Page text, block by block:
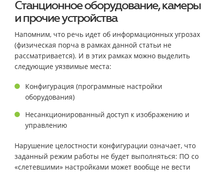
Станционное оборудование, камеры
и прочие устройства
Напомним, что речь идет об информационных угрозах
(физическая порча в рамках данной статьи не
рассматривается). И в этих рамках можно выделить
следующие уязвимые места:
Конфигурация (программные настройки
оборудования)
Несанкционированный доступ к изображению и
управлению
Нарушение целостности конфигурации означает, что
заданный режим работы не будет выполняться: ПО со
«слетевшими» настройками может вообще не вести